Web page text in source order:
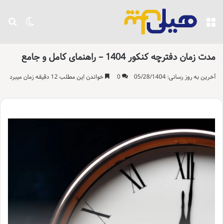
تغییر منو
مدت زمان دفترچه کنکور 1404 – راهنمای کامل و جامع
آخرین به روز رسانی: 05/28/1404 0 خواندن این مطلب 12 دقیقه زمان میبرد